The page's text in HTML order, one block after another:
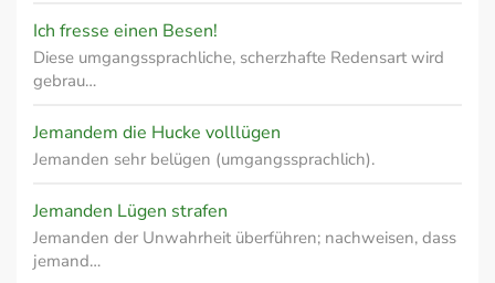
Ich fresse einen Besen!
Diese umgangssprachliche, scherzhafte Redensart wird
gebrau…
Jemandem die Hucke volllügen
Jemanden sehr belügen (umgangssprachlich).
Jemanden Lügen strafen
Jemanden der Unwahrheit überführen; nachweisen, dass
jemand…